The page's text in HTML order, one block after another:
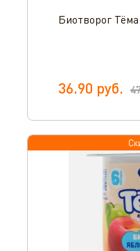
Биотворог
36.90 руб.